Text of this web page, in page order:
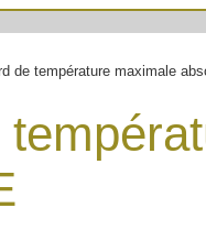
de température maximale